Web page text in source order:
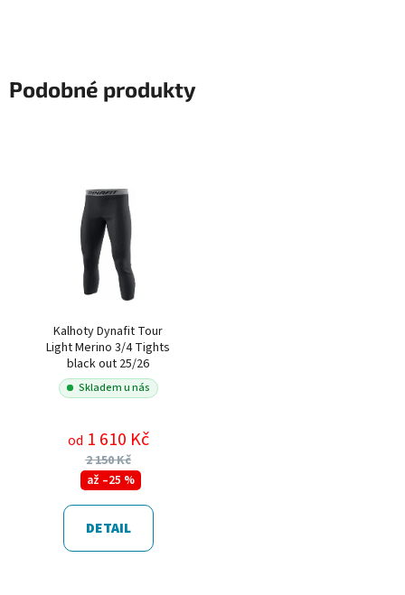
Podobné produkty
Kalhoty Dynafit Tour
Light Merino 3/4 Tights
black out 25/26
Skladem u nás
od 1 610 Kč
2 150 Kč
až –25 %
DETAIL